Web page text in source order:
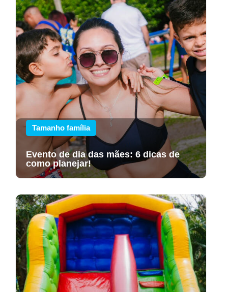
Tamanho família
Evento de dia das mães: 6 dicas de
como planejar!